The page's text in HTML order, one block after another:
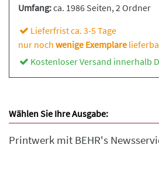
Umfang:ca. 1986 Seiten, 2 Ordner
Lieferfrist ca. 3-5 Tage
nur noch wenige Exemplare
Kostenloser Versand innerhalb
Wählen Sie Ihre Ausgabe:
Printwerk mit BEHR's